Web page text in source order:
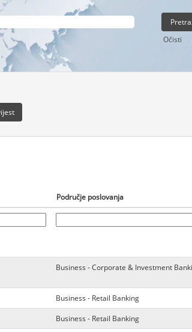
Očisti
Područje poslovanja
Business - Corporate & Investment
Business - Retail Banking
Business - Retail Banking